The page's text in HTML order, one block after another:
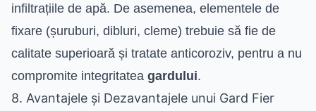
infiltrațiile de apă. De asemenea, elementele de
fixare (șuruburi, dibluri, cleme) trebuie să fie de
calitate superioară și tratate anticoroziv, pentru a nu
compromite integritatea gardului.
8. Avantajele și Dezavantajele unui Gard Fier